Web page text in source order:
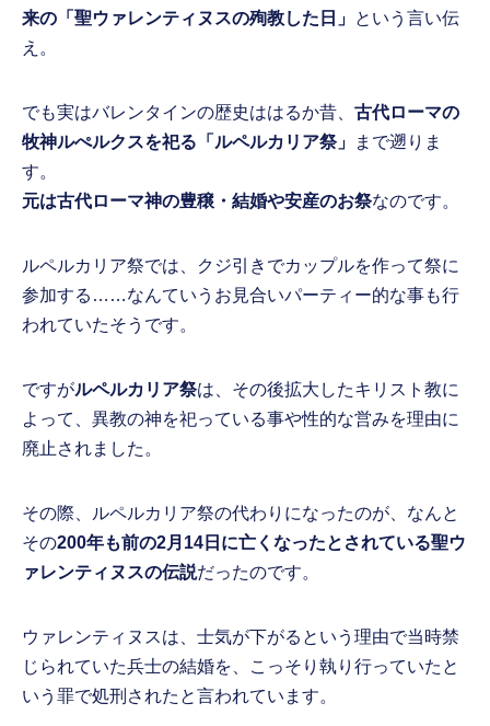
来の「聖ウァレンティヌスの殉教した日」 という言い伝
え。
でも実はバレンタインの歴史ははるか昔、古代ローマの
牧神ルぺルクスを祀る「ルペルカリア祭」
まで遡りま
す。
元は古代ローマ神の豊穣・結婚や安産のお祭なのです。
ルペルカリア祭では、クジ引きでカップルを作って祭に
参加する……なんていうお見合いパーティー的な事も行
われていたそうです。
ですがルペルカリア祭は、その後拡大したキリスト教に
よって、異教の神を祀っている事や性的な営みを理由に
廃止されました。
その際、ルペルカリア祭の代わりになったのが、なんと
その200年も前の2月14日に亡くなったとされている聖ウ
ァレンティヌスの伝説だったのです。
ウァレンティヌスは、士気が下がるという理由で当時禁
じられていた兵士の結婚を、こっそり執り行っていたと
いう罪で処刑されたと言われています。